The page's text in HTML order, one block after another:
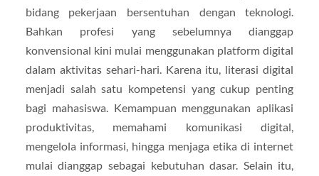
bidang pekerjaan bersentuhan dengan teknologi.
Bahkan profesi yang sebelumnya dianggap
konvensional kini mulai menggunakan platform digital
dalam aktivitas sehari-hari. Karena itu, literasi digital
menjadi salah satu kompetensi yang cukup penting
bagi mahasiswa. Kemampuan menggunakan aplikasi
produktivitas, memahami komunikasi digital,
mengelola informasi, hingga menjaga etika di internet
mulai dianggap sebagai kebutuhan dasar. Selain itu,